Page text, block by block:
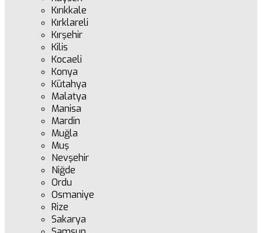
Kırıkkale
Kırklareli
Kırşehir
Kilis
Kocaeli
Konya
Kütahya
Malatya
Manisa
Mardin
Muğla
Muş
Nevşehir
Niğde
Ordu
Osmaniye
Rize
Sakarya